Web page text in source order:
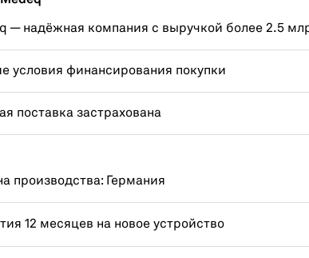
— надёжная компания с выручкой более 2.5
условия финансирования покупки
поставка застрахована
производства: Германия
12 месяцев на новое устройство